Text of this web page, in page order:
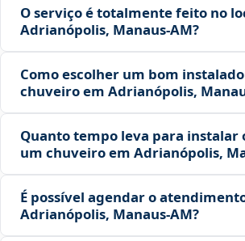
O serviço é totalmente feito no
Adrianópolis, Manaus‑AM?
Como escolher um bom
chuveiro em Adrianópolis,
Quanto tempo leva para instalar
um chuveiro em Adrianópolis,
É possível agendar o
Adrianópolis, Manaus‑AM?